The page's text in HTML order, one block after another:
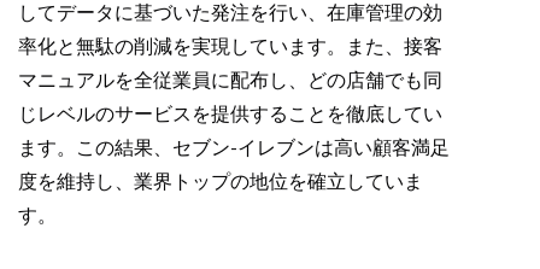
してデータに基づいた発注を行い、在庫管理の効
率化と無駄の削減を実現しています。また、接客
マニュアルを全従業員に配布し、どの店舗でも同
じレベルのサービスを提供することを徹底してい
ます。この結果、セブン-イレブンは高い顧客満足
度を維持し、業界トップの地位を確立していま
す。